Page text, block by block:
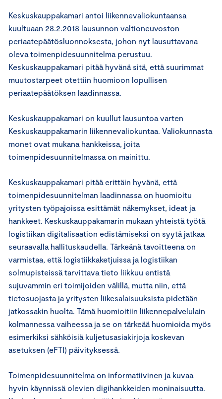
Keskuskauppakamari antoi liikennevaliokuntaansa
kuultuaan 28.2.2018 lausunnon valtioneuvoston
periaatepäätösluonnoksesta, johon nyt lausuttavana
oleva toimenpidesuunnitelma perustuu.
Keskuskauppakamari pitää hyvänä sitä, että suurimmat
muutostarpeet otettiin huomioon lopullisen
periaatepäätöksen laadinnassa.
Keskuskauppakamari on kuullut lausuntoa varten
Keskuskauppakamarin liikennevaliokuntaa. Valiokunnasta
monet ovat mukana hankkeissa, joita
toimenpidesuunnitelmassa on mainittu.
Keskuskauppakamari pitää erittäin hyvänä, että
toimenpidesuunnitelman laadinnassa on huomioitu
yritysten työpajoissa esittämät näkemykset, ideat ja
hankkeet. Keskuskauppakamarin mukaan yhteistä työtä
logistiikan digitalisaation edistämiseksi on syytä jatkaa
seuraavalla hallituskaudella. Tärkeänä tavoitteena on
varmistaa, että logistiikkaketjuissa ja logistiikan
solmupisteissä tarvittava tieto liikkuu entistä
sujuvammin eri toimijoiden välillä, mutta niin, että
tietosuojasta ja yritysten liikesalaisuuksista pidetään
jatkossakin huolta. Tämä huomioitiin liikennepalvelulain
kolmannessa vaiheessa ja se on tärkeää huomioida myös
esimerkiksi sähköisiä kuljetusasiakirjoja koskevan
asetuksen (eFTI) päivityksessä.
Toimenpidesuunnitelma on informatiivinen ja kuvaa
hyvin käynnissä olevien digihankkeiden moninaisuutta.